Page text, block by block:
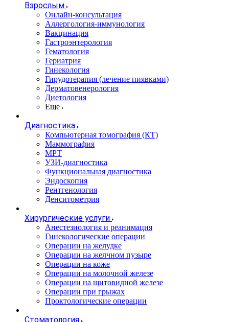
Взрослым
Онлайн-консультация
Аллергология-иммунология
Вакцинация
Гастроэнтерология
Гематология
Гериатрия
Гинекология
Гирудотерапия (лечение пиявками)
Дерматовенерология
Диетология
Еще
Диагностика
Компьютерная томография (КТ)
Маммография
МРТ
УЗИ-диагностика
Функциональная диагностика
Эндоскопия
Рентгенология
Денситометрия
Хирургические услуги
Анестезиология и реанимация
Гинекологические операции
Операции на желудке
Операции на желчном пузыре
Операции на коже
Операции на молочной железе
Операции на щитовидной железе
Операции при грыжах
Проктологические операции
Стоматология